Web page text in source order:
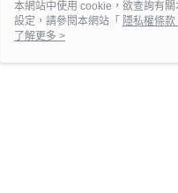
本網站中使用 cookie，欲查詢有
設定，請參閱本網站「 隱私權條款
使用 cookie。
了解更多 >